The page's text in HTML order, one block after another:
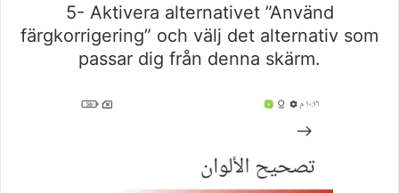
5- Aktivera alternativet ”Använd
färgkorrigering” och välj det alternativ som
passar dig från denna skärm.